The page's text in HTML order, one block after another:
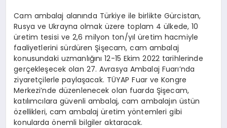
Cam ambalaj alanında Türkiye ile birlikte Gürcistan,
Rusya ve Ukrayna olmak üzere toplam 4 ülkede, 10
üretim tesisi ve 2,6 milyon ton/yıl üretim hacmiyle
faaliyetlerini sürdüren Şişecam, cam ambalaj
konusundaki uzmanlığını 12-15 Ekim 2022 tarihlerinde
gerçekleşecek olan 27. Avrasya Ambalaj Fuarı’nda
ziyaretçilerle paylaşacak. TÜYAP Fuar ve Kongre
Merkezi’nde düzenlenecek olan fuarda Şişecam,
katılımcılara güvenli ambalaj, cam ambalajın üstün
özellikleri, cam ambalaj üretim yöntemleri gibi
konularda önemli bilgiler aktaracak.